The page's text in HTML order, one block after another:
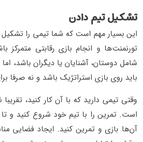
تشکیل تیم دادن
این بسیار مهم است که شما تیمی را تشکیل
تورنمنت‌ها و انجام بازی رقابتی متمرکز
شامل دوستان، آشنایان یا دیگران باشد،
باید روی بازی استراتژیک‌ باشد و نه صرفا
وقتی تیمی دارید که با آن کار کنید،
است. تمرین را با تیم خود شروع کنید و
آن‌ها بازی و تمرین کنید. ایجاد فضایی